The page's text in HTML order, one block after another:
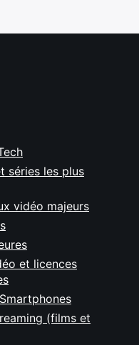
séries les plus
vidéo majeurs
et licences
(films et